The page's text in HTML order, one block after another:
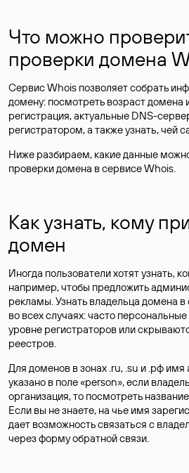
Что можно
проверки домена
Сервис Whois позволяет собрать
домену: посмотреть возраст домена
регистрация, актуальные DNS-
регистратором, а также узнать, чей
Ниже разбираем, какие данные
проверки домена в сервисе Whois.
Как узнать, кому
домен
Иногда пользователи хотят узнать,
например, чтобы предложить
рекламы. Узнать владельца домена
во всех случаях: часто
уровне регистраторов или
реестров.
Для доменов в зонах .ru, .su и .рф
указано в поле «person», если
организация, то посмотреть
Если вы не знаете, на чье имя
дает возможность связаться с
через форму обратной связи.